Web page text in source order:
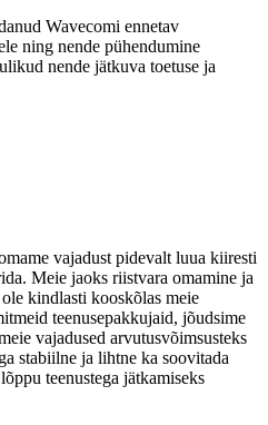
Wavecomi ennetav
ning nende pühendumine
nende jätkuva toetuse ja
vajadust pidevalt luua kiiresti
Meie jaoks riistvara omamine ja
kindlasti kooskõlas meie
teenusepakkujaid, jõudsime
vajadused arvutusvõimsusteks
stabiilne ja lihtne ka soovitada
teenustega jätkamiseks